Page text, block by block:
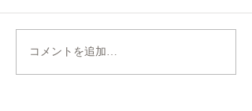
コメントを追加…